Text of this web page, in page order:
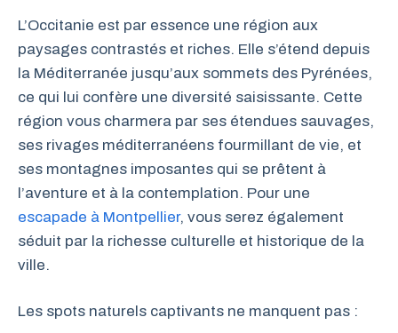
L’Occitanie est par essence une région aux
paysages contrastés et riches. Elle s’étend depuis
la Méditerranée jusqu’aux sommets des Pyrénées,
ce qui lui confère une diversité saisissante. Cette
région vous charmera par ses étendues sauvages,
ses rivages méditerranéens fourmillant de vie, et
ses montagnes imposantes qui se prêtent à
l’aventure et à la contemplation. Pour une
escapade à Montpellier, vous serez également
séduit par la richesse culturelle et historique de la
ville.
Les spots naturels captivants ne manquent pas :